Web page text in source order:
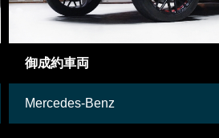
在庫車両
Lamborghini